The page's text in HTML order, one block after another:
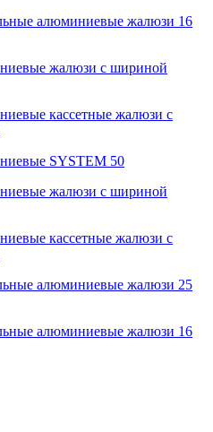
алюминиевые жалюзи 16
жалюзи с шириной
кассетные жалюзи с
SYSTEM 50
жалюзи с шириной
кассетные жалюзи с
алюминиевые жалюзи 25
алюминиевые жалюзи 16